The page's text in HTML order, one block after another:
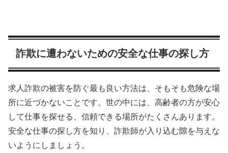
詐欺に遭わないための安全な仕事の探し方
求人詐欺の被害を防ぐ最も良い方法は、そもそも危険な場
所に近づかないことです。世の中には、高齢者の方が安心
して仕事を探せる、信頼できる場所がたくさんあります。
安全な仕事の探し方を知り、詐欺師が入り込む隙を与えな
いようにしましょう。